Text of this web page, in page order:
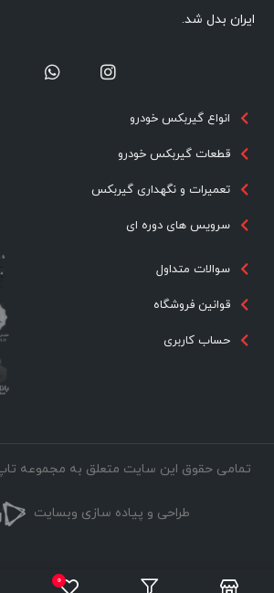
ایران بدل شد.
انواع گیربکس خودرو
قطعات گیربکس خودرو
تعمیرات و نگهداری گیربکس
سرویس های دوره ای
سوالات متداول
قوانین فروشگاه
حساب کاربری
تمامی حقوق این سایت متعلق به مجموعه
طراحی و پیاده سازی وبسایت
0